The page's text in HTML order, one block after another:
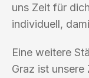
uns Zeit für
individuell,
Eine weitere
Graz ist unsere